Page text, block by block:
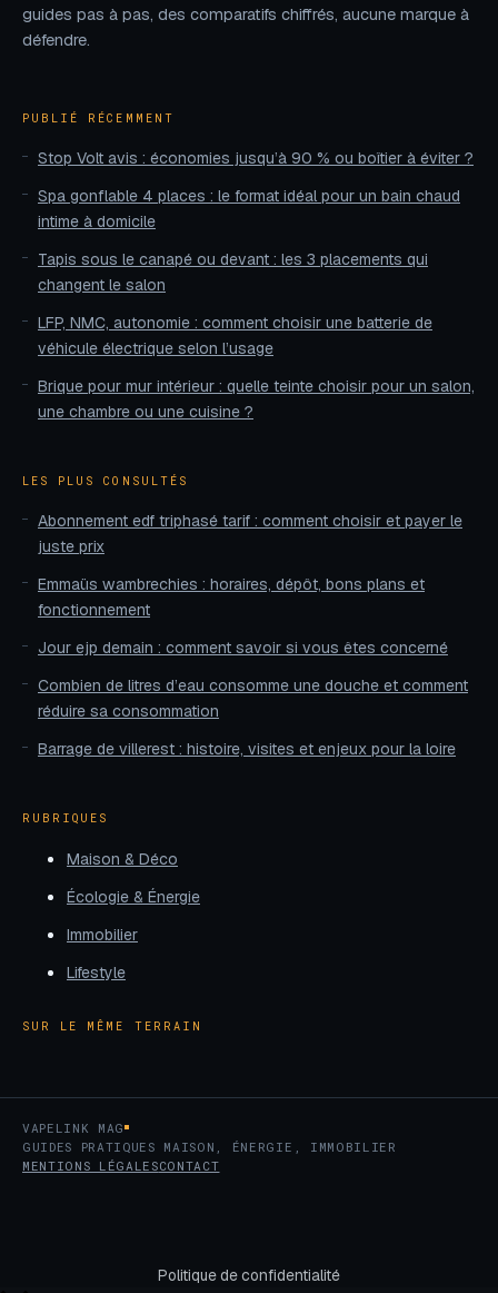
guides pas à pas, des comparatifs chiffrés, aucune marque à
défendre.
PUBLIÉ RÉCEMMENT
Stop Volt avis : économies jusqu’à 90 % ou boîtier à éviter ?
Spa gonflable 4 places : le format idéal pour un bain chaud
intime à domicile
Tapis sous le canapé ou devant : les 3 placements qui
changent le salon
LFP, NMC, autonomie : comment choisir une batterie de
véhicule électrique selon l’usage
Brique pour mur intérieur : quelle teinte choisir pour un salon,
une chambre ou une cuisine ?
LES PLUS CONSULTÉS
Abonnement edf triphasé tarif : comment choisir et payer le
juste prix
Emmaüs wambrechies : horaires, dépôt, bons plans et
fonctionnement
Jour ejp demain : comment savoir si vous êtes concerné
Combien de litres d’eau consomme une douche et comment
réduire sa consommation
Barrage de villerest : histoire, visites et enjeux pour la loire
RUBRIQUES
Maison & Déco
Écologie & Énergie
Immobilier
Lifestyle
SUR LE MÊME TERRAIN
VAPELINK MAG
GUIDES PRATIQUES MAISON, ÉNERGIE, IMMOBILIER
MENTIONS LÉGALESCONTACT
Politique de confidentialité